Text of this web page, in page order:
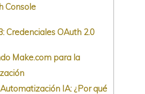
Console
Credenciales OAuth 2.0
Make.com para la
IA: ¿Por qué